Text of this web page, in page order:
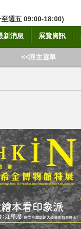
週五 09:00-18:00)
新消息 展覽資訊
<<回主選單